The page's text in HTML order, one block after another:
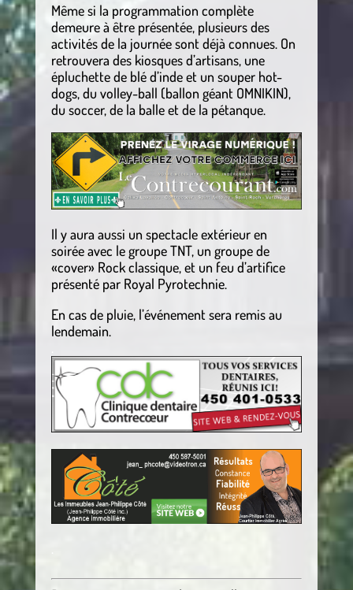
Même si la programmation complète
demeure à être présentée, plusieurs des
activités de la journée sont déjà connues. On
retrouvera des kiosques d’artisans, une
épluchette de blé d’inde et un souper hot-
dogs, du volley-ball (ballon géant OMNIKIN),
du soccer, de la balle et de la pétanque.
Il y aura aussi un spectacle extérieur en
soirée avec le groupe TNT, un groupe de
«cover» Rock classique, et un feu d’artifice
présenté par Royal Pyrotechnie.
En cas de pluie, l’événement sera remis au
lendemain.